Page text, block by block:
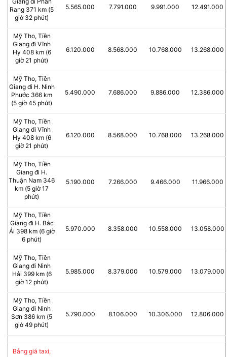
Rang 371 km (5
giờ 32 phút)
5.565.000 7.791.000 9.991.000 12.491.000
Mỹ Tho, Tiền
Giang đi Vĩnh
Hy 408 km (6
giờ 21 phút)
6.120.000 8.568.000 10.768.000 13.268.000
Mỹ Tho, Tiền
Giang đi H. Ninh
Phước 366 km
(5 giờ 45 phút)
5.490.000 7.686.000 9.886.000 12.386.000
Mỹ Tho, Tiền
Giang đi Vĩnh
Hy 408 km (6
giờ 21 phút)
6.120.000 8.568.000 10.768.000 13.268.000
Mỹ Tho, Tiền
Giang đi H.
Thuận Nam 346
km (5 giờ 17
phút)
5.190.000 7.266.000 9.466.000 11.966.000
Mỹ Tho, Tiền
Giang đi H. Bác
Ái 398 km (6 giờ
6 phút)
5.970.000 8.358.000 10.558.000 13.058.000
Mỹ Tho, Tiền
Giang đi Ninh
Hải 399 km (6
giờ 12 phút)
5.985.000 8.379.000 10.579.000 13.079.000
Mỹ Tho, Tiền
Giang đi Ninh
Sơn 386 km (5
giờ 49 phút)
5.790.000 8.106.000 10.306.000 12.806.000
Bảng giá taxi,